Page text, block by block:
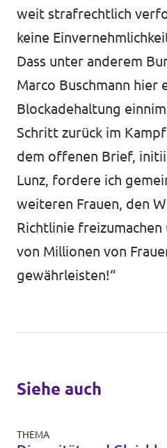
weit strafrechtlich
keine
Dass unter anderem
Marco Buschmann hier
Blockadehaltung
Schritt zurück im
dem offenen Brief,
Lunz, fordere ich
weiteren Frauen, den
Richtlinie freizumachen
von Millionen von
gewährleisten!“
Siehe auch
THEMA